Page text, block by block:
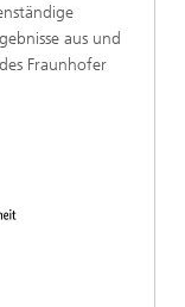
aus und
Fraunhofer